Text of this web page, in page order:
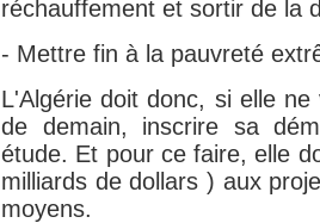
réchauffement et sortir de la
- Mettre fin à la pauvreté
L'Algérie doit donc, si elle
de demain, inscrire sa
étude. Et pour ce faire, elle
milliards de dollars ) aux
moyens.